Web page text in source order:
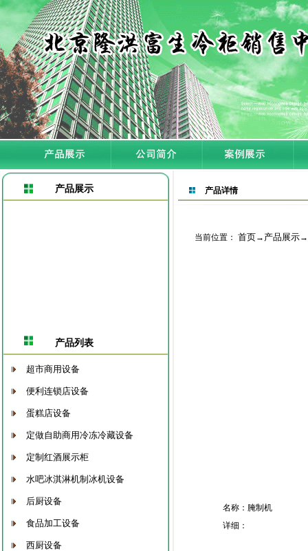
产品展示
产品列表
超市商用设备
便利连锁店设备
蛋糕店设备
定做自助商用冷冻冷藏设备
定制红酒展示柜
水吧冰淇淋机制冰机设备
后厨设备
食品加工设备
西厨设备
产品详情
当前位置： 首页→ 产品展示→
名称：腌制机
详细：